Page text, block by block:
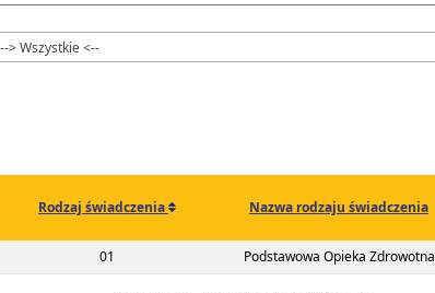
--> Wszystkie <--
Rodzaj świadczenia Nazwa rodzaju świadczenia
00-01592-22-0101 Podstawowa Opieka Zdrowotna